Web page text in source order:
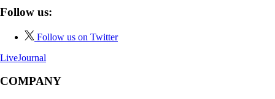
Follow us:
Follow us on Twitter
LiveJournal
COMPANY